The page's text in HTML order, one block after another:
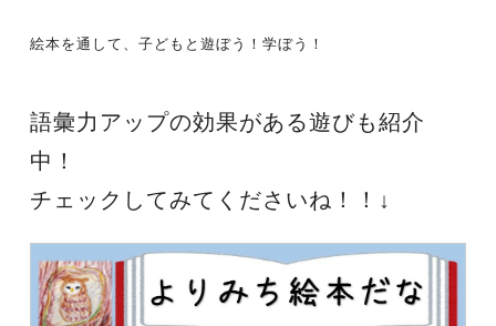
絵本を通して、子どもと遊ぼう！学ぼう！
語彙力アップの効果がある遊びも紹介
中！
チェックしてみてくださいね！！↓